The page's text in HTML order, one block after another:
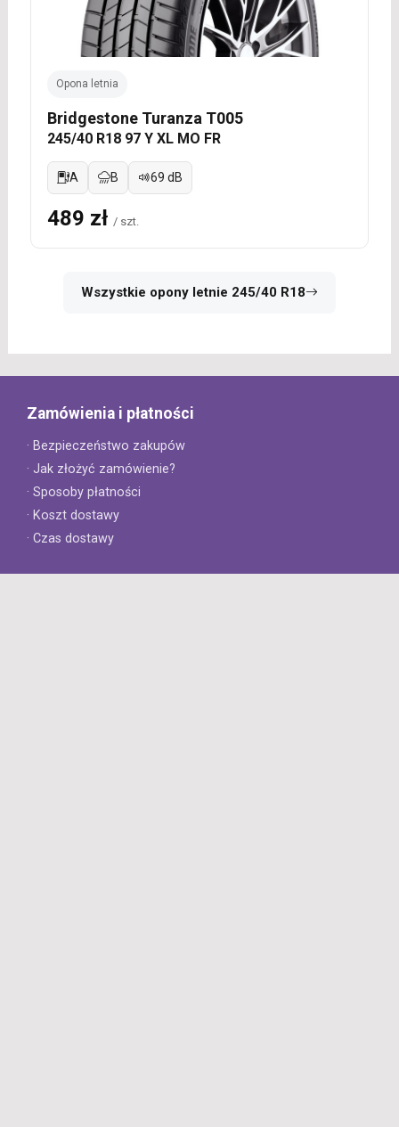
Opona letnia
Bridgestone Turanza T005
245/40 R18 97 Y XL MO FR
A B 69 dB
489 zł / szt.
Wszystkie opony letnie 245/40 R18
Zamówienia i płatności
· Bezpieczeństwo zakupów
· Jak złożyć zamówienie?
· Sposoby płatności
· Koszt dostawy
· Czas dostawy